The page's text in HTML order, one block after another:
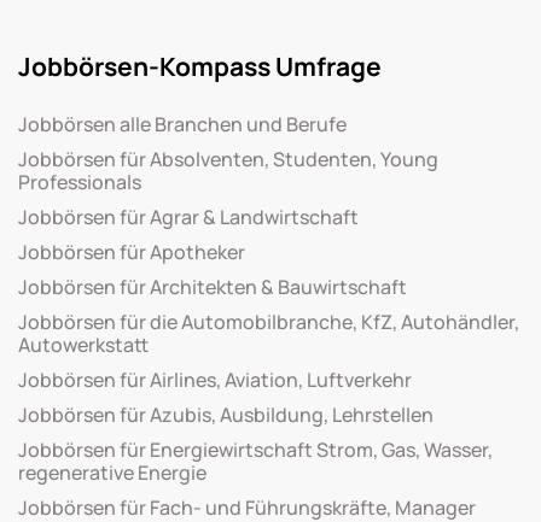
Jobbörsen-Kompass Umfrage
Jobbörsen alle Branchen und Berufe
Jobbörsen für Absolventen, Studenten, Young
Professionals
Jobbörsen für Agrar & Landwirtschaft
Jobbörsen für Apotheker
Jobbörsen für Architekten & Bauwirtschaft
Jobbörsen für die Automobilbranche, KfZ, Autohändler,
Autowerkstatt
Jobbörsen für Airlines, Aviation, Luftverkehr
Jobbörsen für Azubis, Ausbildung, Lehrstellen
Jobbörsen für Energiewirtschaft Strom, Gas, Wasser,
regenerative Energie
Jobbörsen für Fach- und Führungskräfte, Manager